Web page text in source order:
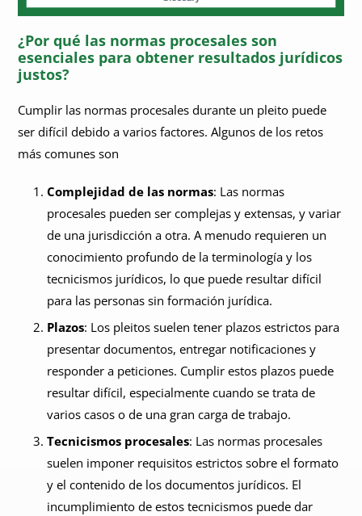
¿Por qué las normas procesales son
esenciales para obtener resultados jurídicos
justos?
Cumplir las normas procesales durante un pleito puede
ser difícil debido a varios factores. Algunos de los retos
más comunes son
Complejidad de las normas: Las normas
procesales pueden ser complejas y extensas, y variar
de una jurisdicción a otra. A menudo requieren un
conocimiento profundo de la terminología y los
tecnicismos jurídicos, lo que puede resultar difícil
para las personas sin formación jurídica.
Plazos: Los pleitos suelen tener plazos estrictos para
presentar documentos, entregar notificaciones y
responder a peticiones. Cumplir estos plazos puede
resultar difícil, especialmente cuando se trata de
varios casos o de una gran carga de trabajo.
Tecnicismos procesales: Las normas procesales
suelen imponer requisitos estrictos sobre el formato
y el contenido de los documentos jurídicos. El
incumplimiento de estos tecnicismos puede dar